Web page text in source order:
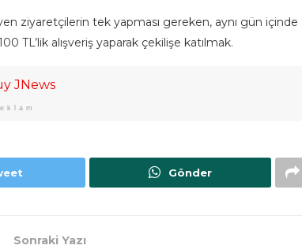
ziyaretçilerin tek yapması gereken, aynı gün içinde
TL’lik alışveriş yaparak çekilişe katılmak.
Gönder
Sonraki Yazı